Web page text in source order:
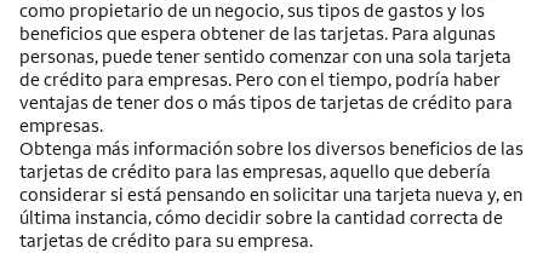
como propietario de un negocio, sus tipos de gastos y los
beneficios que espera obtener de las tarjetas. Para algunas
personas, puede tener sentido comenzar con una sola tarjeta
de crédito para empresas. Pero con el tiempo, podría haber
ventajas de tener dos o más tipos de tarjetas de crédito para
empresas.
Obtenga más información sobre los diversos beneficios de las
tarjetas de crédito para las empresas, aquello que debería
considerar si está pensando en solicitar una tarjeta nueva y, en
última instancia, cómo decidir sobre la cantidad correcta de
tarjetas de crédito para su empresa.